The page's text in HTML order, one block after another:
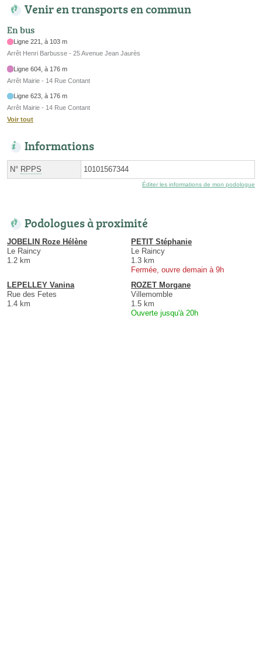
Venir en transports en commun
En bus
Ligne 221, à 103 m
Arrêt Henri Barbusse - 25 Avenue Jean Jaurès
Ligne 604, à 176 m
Arrêt Mairie - 14 Rue Contant
Ligne 623, à 176 m
Arrêt Mairie - 14 Rue Contant
Voir tout
Informations
N° RPPS 10101567344
Éditer les informations de mon podologue
Podologues à proximité
JOBELIN Roze Hélène
Le Raincy
1.2 km
PETIT Stéphanie
Le Raincy
1.3 km
Fermée, ouvre demain à 9h
LEPELLEY Vanina
Rue des Fetes
1.4 km
ROZET Morgane
Villemomble
1.5 km
Ouverte jusqu'à 20h